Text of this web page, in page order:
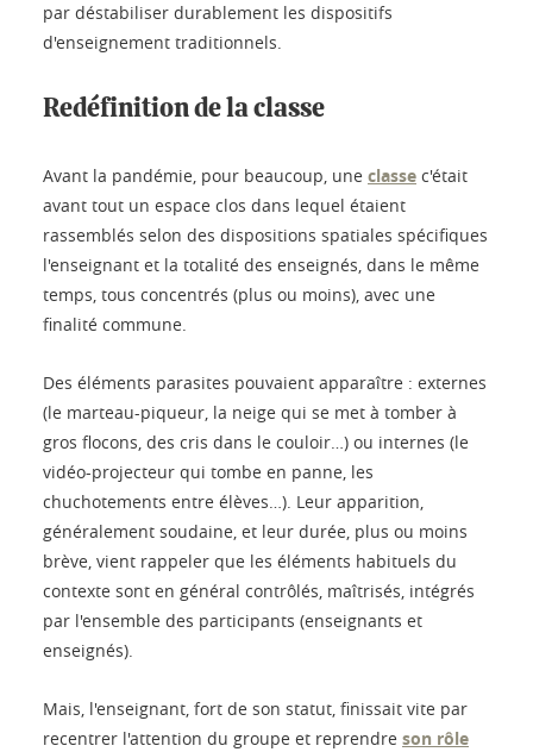
par déstabiliser durablement les dispositifs
d'enseignement traditionnels.
Redéfinition de la classe
Avant la pandémie, pour beaucoup, une classe c'était
avant tout un espace clos dans lequel étaient
rassemblés selon des dispositions spatiales spécifiques
l'enseignant et la totalité des enseignés, dans le même
temps, tous concentrés (plus ou moins), avec une
finalité commune.
Des éléments parasites pouvaient apparaître : externes
(le marteau-piqueur, la neige qui se met à tomber à
gros flocons, des cris dans le couloir…) ou internes (le
vidéo-projecteur qui tombe en panne, les
chuchotements entre élèves…). Leur apparition,
généralement soudaine, et leur durée, plus ou moins
brève, vient rappeler que les éléments habituels du
contexte sont en général contrôlés, maîtrisés, intégrés
par l'ensemble des participants (enseignants et
enseignés).
Mais, l'enseignant, fort de son statut, finissait vite par
recentrer l'attention du groupe et reprendre son rôle